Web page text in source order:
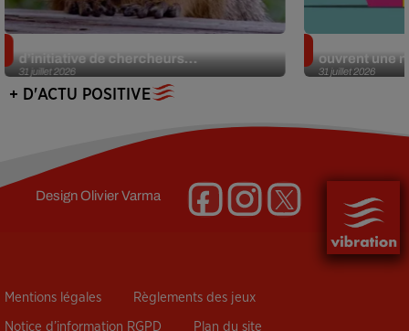
31 juillet 2026
d’initiative de chercheurs...
31 juillet 2026
ouvrent une
+ D'ACTU POSITIVE
DesignOlivier Varma
Mentions légales Règlements des jeux
Notice d’information RGPD Plan du site